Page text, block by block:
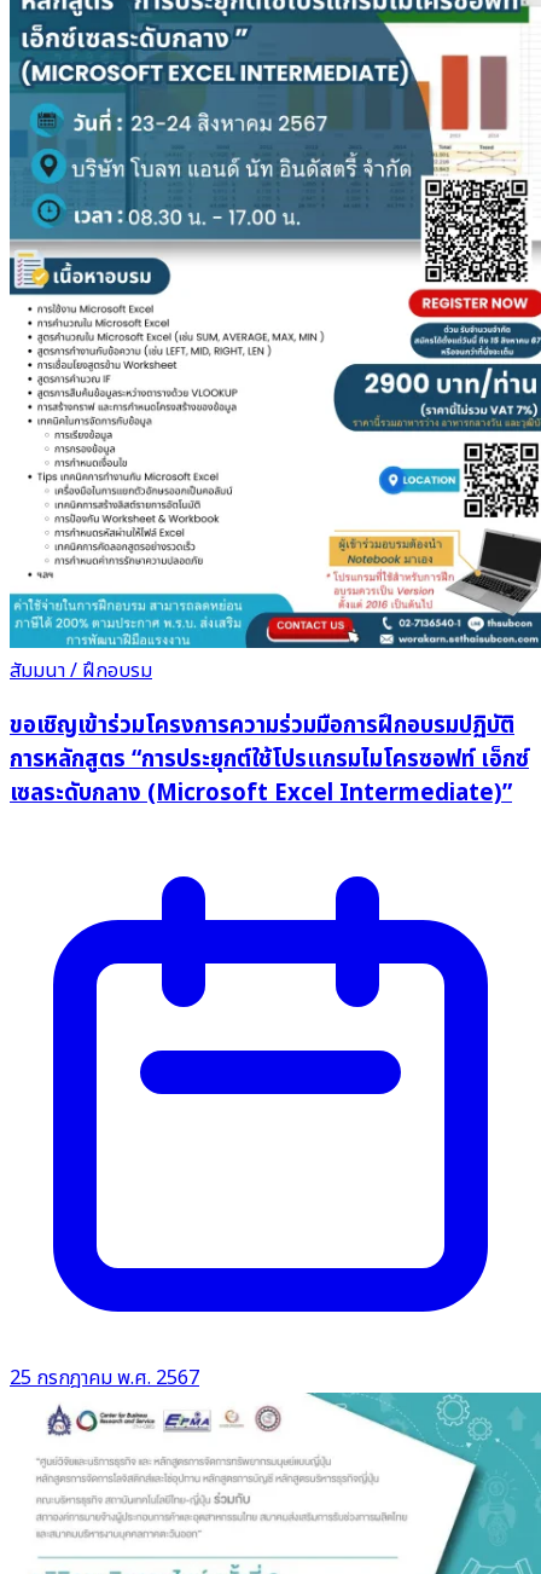
สัมมนา / ฝึกอบรม
ขอเชิญเข้าร่วมโครงการความร่วมมือการฝึกอบรมปฏิบัติ
การหลักสูตร “การประยุกต์ใช้โปรแกรมไมโครซอฟท์ เอ็กซ์
เซลระดับกลาง (Microsoft Excel Intermediate)”
25 กรกฎาคม พ.ศ. 2567